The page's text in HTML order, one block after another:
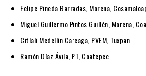
Felipe Pineda Barradas , Morena,
Miguel Guillermo Pintos Guillén , Morena,
Citlali Medellín Careaga , PVEM, Tuxpan
Ramón Díaz Ávila , PT, Coatepec